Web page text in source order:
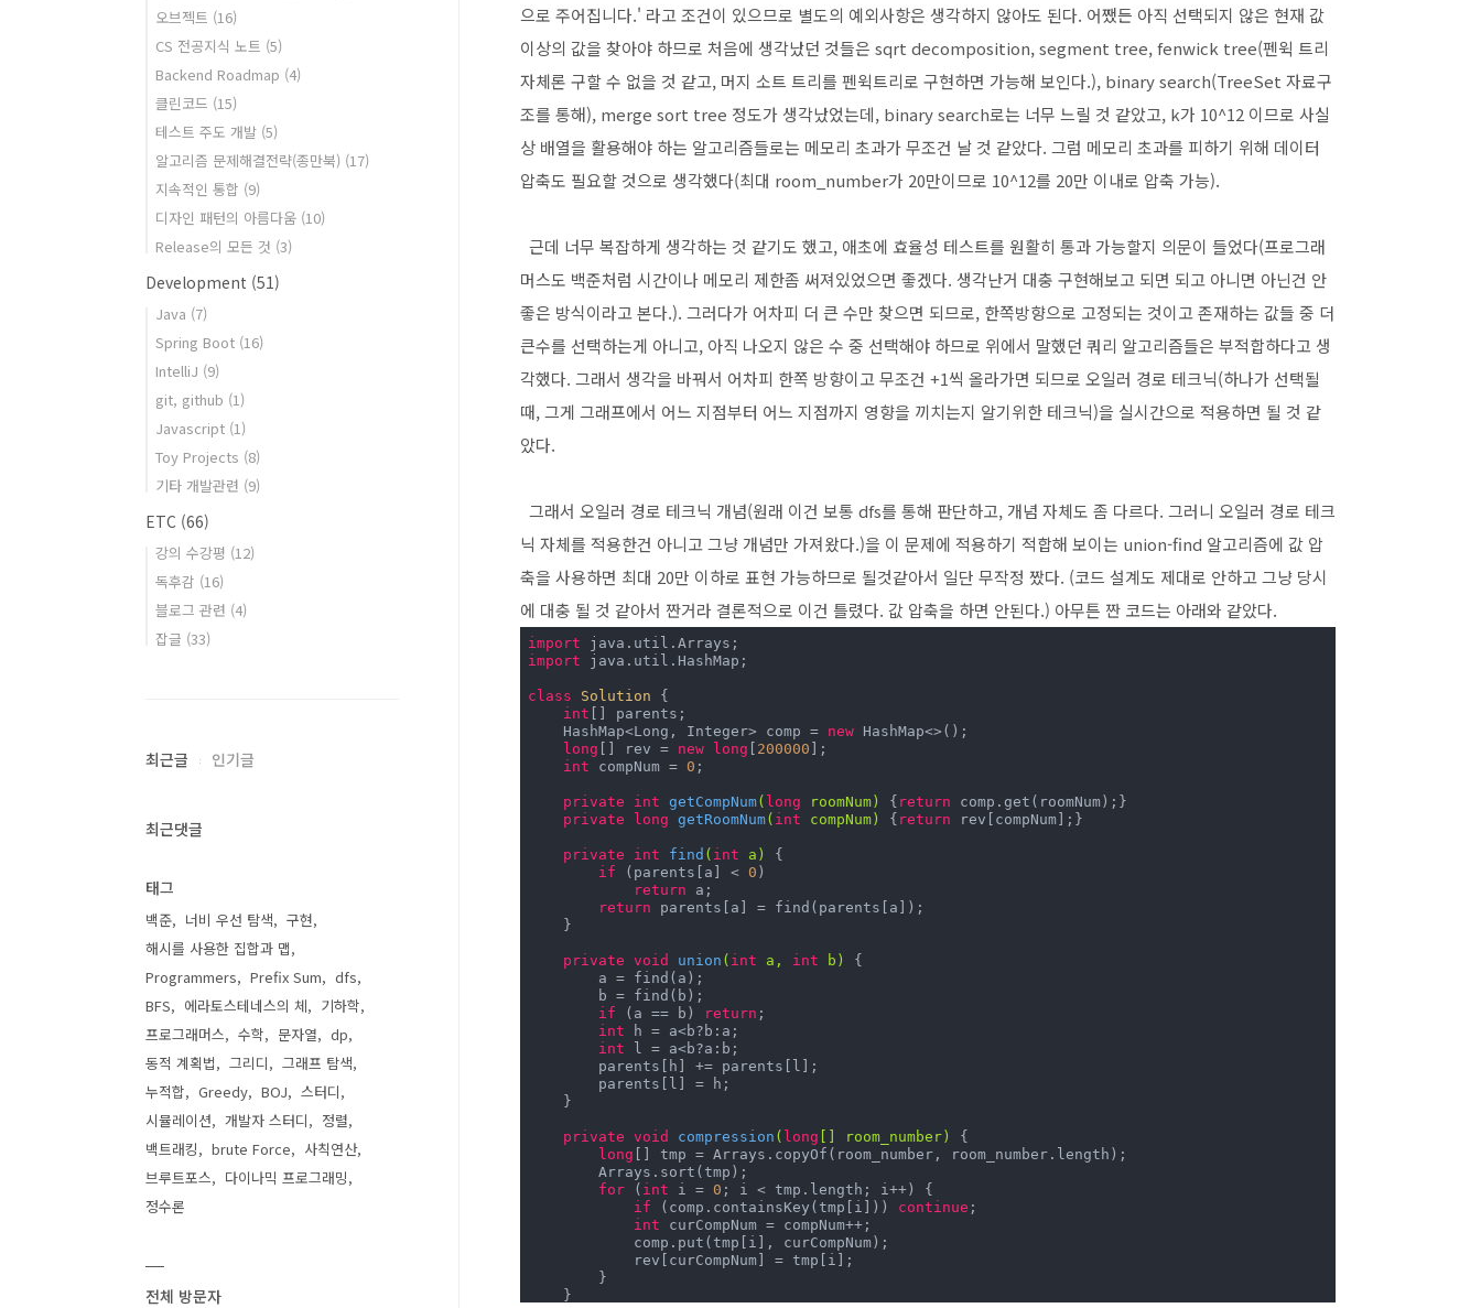
으로 주어집니다.' 라고 조건이 있으므로 별도의 예외사항은 생각하지 않아도 된다. 어쨌든 아직 선택되지 않은 현재 값
이상의 값을 찾아야 하므로 처음에 생각났던 것들은 sqrt decomposition, segment tree, fenwick tree(펜윅 트리
자체론 구할 수 없을 것 같고, 머지 소트 트리를 펜윅트리로 구현하면 가능해 보인다.), binary search(TreeSet 자료구
조를 통해), merge sort tree 정도가 생각났었는데, binary search로는 너무 느릴 것 같았고, k가 10^12 이므로 사실
상 배열을 활용해야 하는 알고리즘들로는 메모리 초과가 무조건 날 것 같았다. 그럼 메모리 초과를 피하기 위해 데이터
압축도 필요할 것으로 생각했다(최대 room_number가 20만이므로 10^12를 20만 이내로 압축 가능).
근데 너무 복잡하게 생각하는 것 같기도 했고, 애초에 효율성 테스트를 원활히 통과 가능할지 의문이 들었다(프로그래
머스도 백준처럼 시간이나 메모리 제한좀 써져있었으면 좋겠다. 생각난거 대충 구현해보고 되면 되고 아니면 아닌건 안
좋은 방식이라고 본다.). 그러다가 어차피 더 큰 수만 찾으면 되므로, 한쪽방향으로 고정되는 것이고 존재하는 값들 중 더
큰수를 선택하는게 아니고, 아직 나오지 않은 수 중 선택해야 하므로 위에서 말했던 쿼리 알고리즘들은 부적합하다고 생
각했다. 그래서 생각을 바꿔서 어차피 한쪽 방향이고 무조건 +1씩 올라가면 되므로 오일러 경로 테크닉(하나가 선택될
때, 그게 그래프에서 어느 지점부터 어느 지점까지 영향을 끼치는지 알기위한 테크닉)을 실시간으로 적용하면 될 것 같
았다.
그래서 오일러 경로 테크닉 개념(원래 이건 보통 dfs를 통해 판단하고, 개념 자체도 좀 다르다. 그러니 오일러 경로 테크
닉 자체를 적용한건 아니고 그냥 개념만 가져왔다.)을 이 문제에 적용하기 적합해 보이는 union-find 알고리즘에 값 압
축을 사용하면 최대 20만 이하로 표현 가능하므로 될것같아서 일단 무작정 짰다. (코드 설계도 제대로 안하고 그냥 당시
에 대충 될 것 같아서 짠거라 결론적으로 이건 틀렸다. 값 압축을 하면 안된다.) 아무튼 짠 코드는 아래와 같았다.
import
import java.util.HashMap;
class Solution
{
int [] parents;
    HashMap<Long, Integer> comp =
new HashMap<>();
long [] rev = new long [ 200000 ];
int compNum = 0 ;
private int getCompNum( long roomNum) { return comp.get(roomNum);}
private
long getRoomNum( int compNum) { return rev[compNum];}
private int find ( int a)
{
if (parents[a] < 0 )
return a;
return parents[a] = find(parents[a]);
    }
private void union ( int a, int b)
{
        a = find(a);
        b = find(b);
if (a == b) return ;
int h = a<b?b:a;
int l = a<b?a:b;
        parents[h] += parents[l];
        parents[l] = h;
    }
private void compression ( long [] room_number)
{
long [] tmp = Arrays.copyOf(room_number, room_number.length);
        Arrays.sort(tmp);
for ( int i = 0 ; i < tmp.length; i++) {
if (comp.containsKey(tmp[i])) continue ;
int curCompNum = compNum++;
            comp.put(tmp[i], curCompNum);
            rev[curCompNum] = tmp[i];
        }
    }
오브젝트 (16)
CS 전공지식 노트 (5)
Backend Roadmap (4)
클린코드 (15)
테스트 주도 개발 (5)
알고리즘 문제해결전략(종만북) (17)
지속적인 통합 (9)
디자인 패턴의 아름다움 (10)
Release의 모든 것 (3)
Development (51)
Java (7)
Spring Boot (16)
IntelliJ (9)
git, github (1)
Javascript (1)
Toy Projects (8)
기타 개발관련 (9)
ETC (66)
강의 수강평 (12)
독후감 (16)
블로그 관련 (4)
잡글 (33)
최근글 인기글
최근댓글
태그
백준 너비 우선 탐색
구현
해시를 사용한 집합과 맵
Programmers
Prefix Sum
dfs
BFS
에라토스테네스의 체
기하학
프로그래머스
수학 문자열
dp
동적 계획법
그리디
그래프 탐색
누적합
Greedy BOJ
스터디
시뮬레이션
개발자 스터디
정렬
백트래킹
brute Force
사칙연산
브루트포스
다이나믹 프로그래밍
정수론
전체 방문자